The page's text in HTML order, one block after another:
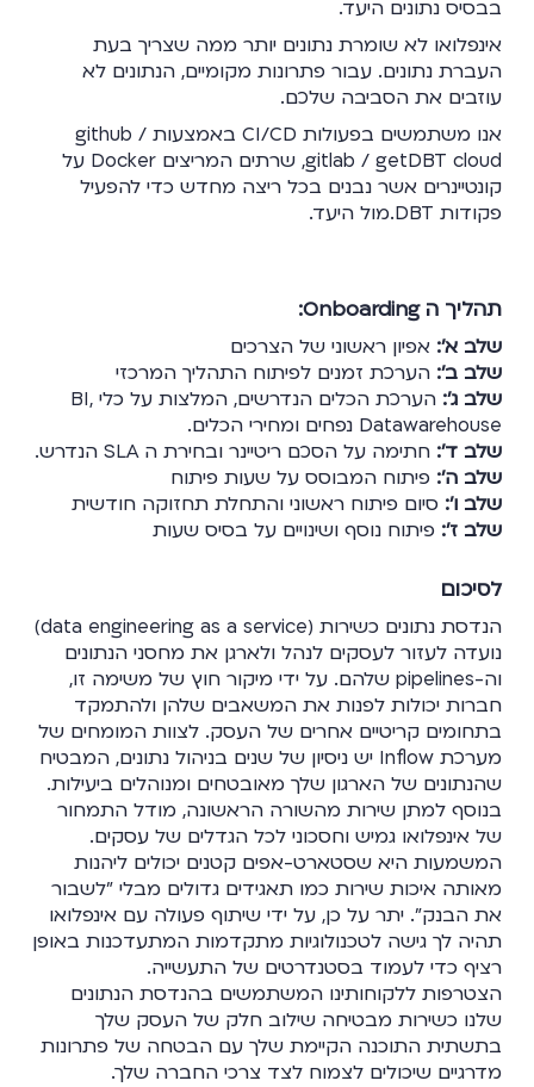
בבסיס נתונים היעד.
אינפלואו לא שומרת נתונים יותר ממה שצריך בעת
העברת נתונים. עבור פתרונות מקומיים, הנתונים לא
עוזבים את הסביבה שלכם.
אנו משתמשים בפעולות CI/CD באמצעות github /
gitlab / getDBT cloud, שרתים המריצים Docker על
קונטיינרים אשר נבנים בכל ריצה מחדש כדי להפעיל
פקודות DBT.מול היעד.
תהליך ה Onboarding:
שלב א': אפיון ראשוני של הצרכים
שלב ב': הערכת זמנים לפיתוח התהליך המרכזי
שלב ג':
הערכת הכלים הנדרשים, המלצות על כלי BI,
Datawarehouse נפחים ומחירי הכלים.
שלב ד': חתימה על הסכם ריטיינר ובחירת ה SLA הנדרש.
שלב ה': פיתוח המבוסס על שעות פיתוח
שלב ו': סיום פיתוח ראשוני והתחלת תחזוקה חודשית
שלב ז': פיתוח נוסף ושינויים על בסיס שעות
לסיכום
הנדסת נתונים כשירות (data engineering as a service)
נועדה לעזור לעסקים לנהל ולארגן את מחסני הנתונים
וה-pipelines שלהם. על ידי מיקור חוץ של משימה זו,
חברות יכולות לפנות את המשאבים שלהן ולהתמקד
בתחומים קריטיים אחרים של העסק. לצוות המומחים של
מערכת Inflow יש ניסיון של שנים בניהול נתונים, המבטיח
שהנתונים של הארגון שלך מאובטחים ומנוהלים ביעילות.
בנוסף למתן שירות מהשורה הראשונה, מודל התמחור
של אינפלואו גמיש וחסכוני לכל הגדלים של עסקים.
המשמעות היא שסטארט-אפים קטנים יכולים ליהנות
מאותה איכות שירות כמו תאגידים גדולים מבלי "לשבור
את הבנק". יתר על כן, על ידי שיתוף פעולה עם אינפלואו
תהיה לך גישה לטכנולוגיות מתקדמות המתעדכנות באופן
רציף כדי לעמוד בסטנדרטים של התעשייה.
הצטרפות ללקוחותינו המשתמשים בהנדסת הנתונים
שלנו כשירות מבטיחה שילוב חלק של העסק שלך
בתשתית התוכנה הקיימת שלך עם הבטחה של פתרונות
מדרגיים שיכולים לצמוח לצד צרכי החברה שלך.